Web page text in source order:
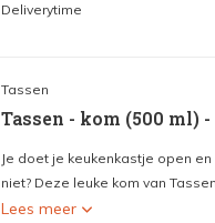
Deliverytime
Tassen
Tassen - kom (500 ml)
Je doet je keukenkastje open
niet? Deze leuke kom van
Lees meer